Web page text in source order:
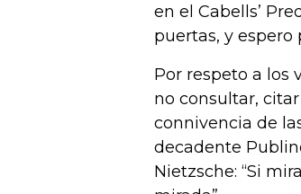
en el Cabells’
puertas, y
Por respeto a los
no consultar,
connivencia de
decadente
Nietzsche: “Si